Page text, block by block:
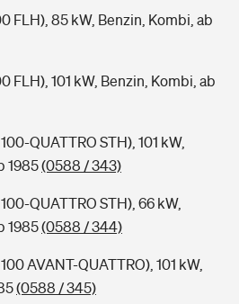
FLH), 85 kW, Benzin, Kombi, ab
FLH), 101 kW, Benzin, Kombi, ab
QUATTRO STH), 101 kW,
1985(0588 / 343)
QUATTRO STH), 66 kW,
1985(0588 / 344)
AVANT-QUATTRO), 101 kW,
(0588 / 345)